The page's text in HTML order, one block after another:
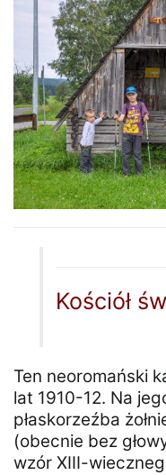
Kościół
Ten neoromański
lat 1910-12. Na
płaskorzeźba
(obecnie bez
wzór XIII-